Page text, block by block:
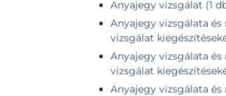
Anyajegy vizsgálat (1
Anyajegy vizsgálata és
vizsgálat
Anyajegy vizsgálata és
vizsgálat
Anyajegy vizsgálata